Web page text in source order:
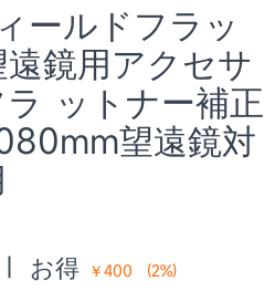
ールドフラッ
遠鏡用アクセサ
ットナー補正
望遠鏡対
| お得 ￥400 (2%)